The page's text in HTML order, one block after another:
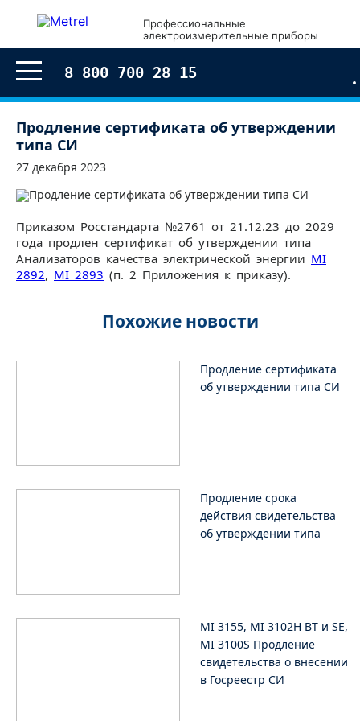
Профессиональные
электроизмерительные приборы
8 800 700 28 15
Продление сертификата об утверждении
типа СИ
27 декабря 2023
Приказом Росстандарта №2761 от 21.12.23 до 2029
года продлен сертификат об утверждении типа
Анализаторов качества электрической энергии MI
2892, MI 2893 (п. 2 Приложения к приказу).
Похожие новости
Продление сертификата
об утверждении типа СИ
Продление срока
действия свидетельства
об утверждении типа
MI 3155, MI 3102H BT и SE,
MI 3100S Продление
свидетельства о внесении
в Госреестр СИ